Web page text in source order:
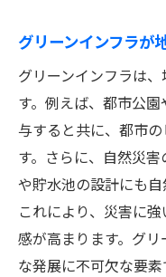
グリーンインフラが
グリーンインフラは
す。例えば、都市公
与すると共に、都市
す。さらに、自然災
や貯水池の設計にも自
これにより、災害に
感が高まります。グ
な発展に不可欠な要素